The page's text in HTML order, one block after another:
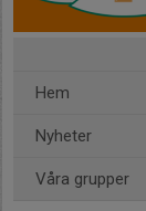
Hem
Nyheter
Våra grupper